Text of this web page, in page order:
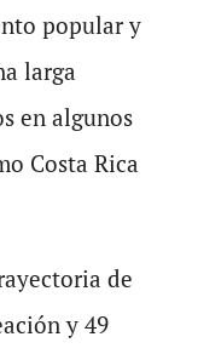
popular y
larga
en algunos
Costa Rica
de
y 49